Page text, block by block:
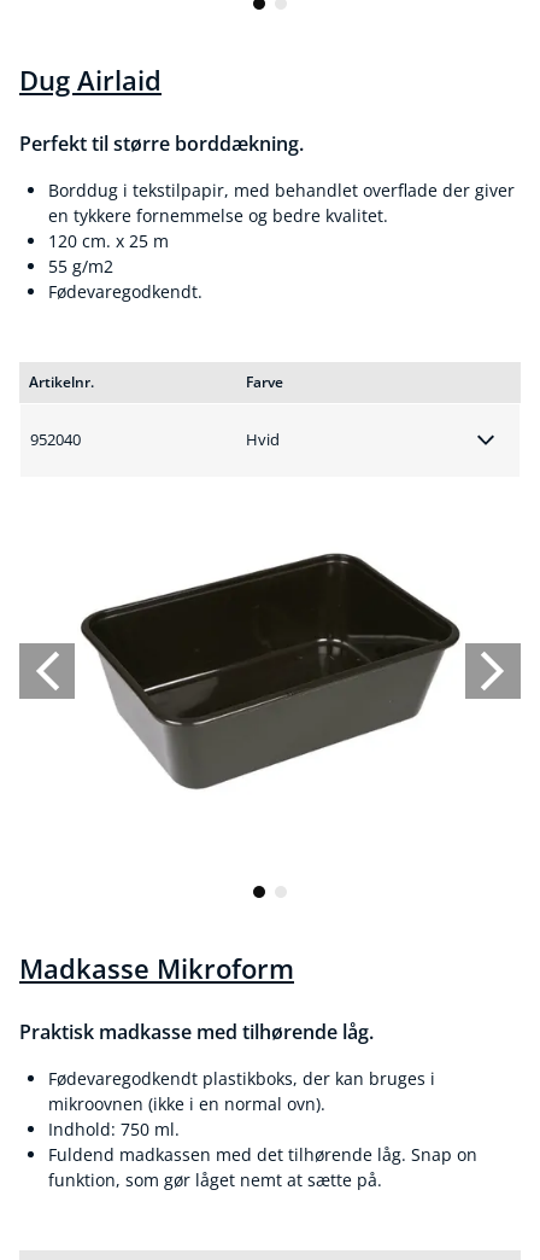
Dug Airlaid
Perfekt til større borddækning.
Borddug i tekstilpapir, med behandlet overflade der giver
en tykkere fornemmelse og bedre kvalitet.
120 cm. x 25 m
55 g/m2
Fødevaregodkendt.
Artikelnr. Farve
952040 Hvid
Madkasse Mikroform
Praktisk madkasse med tilhørende låg.
Fødevaregodkendt plastikboks, der kan bruges i
mikroovnen (ikke i en normal ovn).
Indhold: 750 ml.
Fuldend madkassen med det tilhørende låg. Snap on
funktion, som gør låget nemt at sætte på.